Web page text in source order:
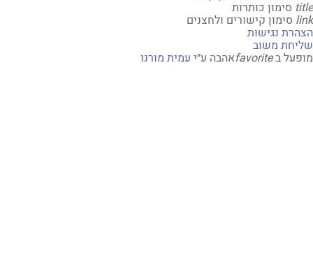
סימון כותרות
סימון קישורים ולחצנים
נגישות
משוב
בfavoriteאהבהע״יעמית מורנו